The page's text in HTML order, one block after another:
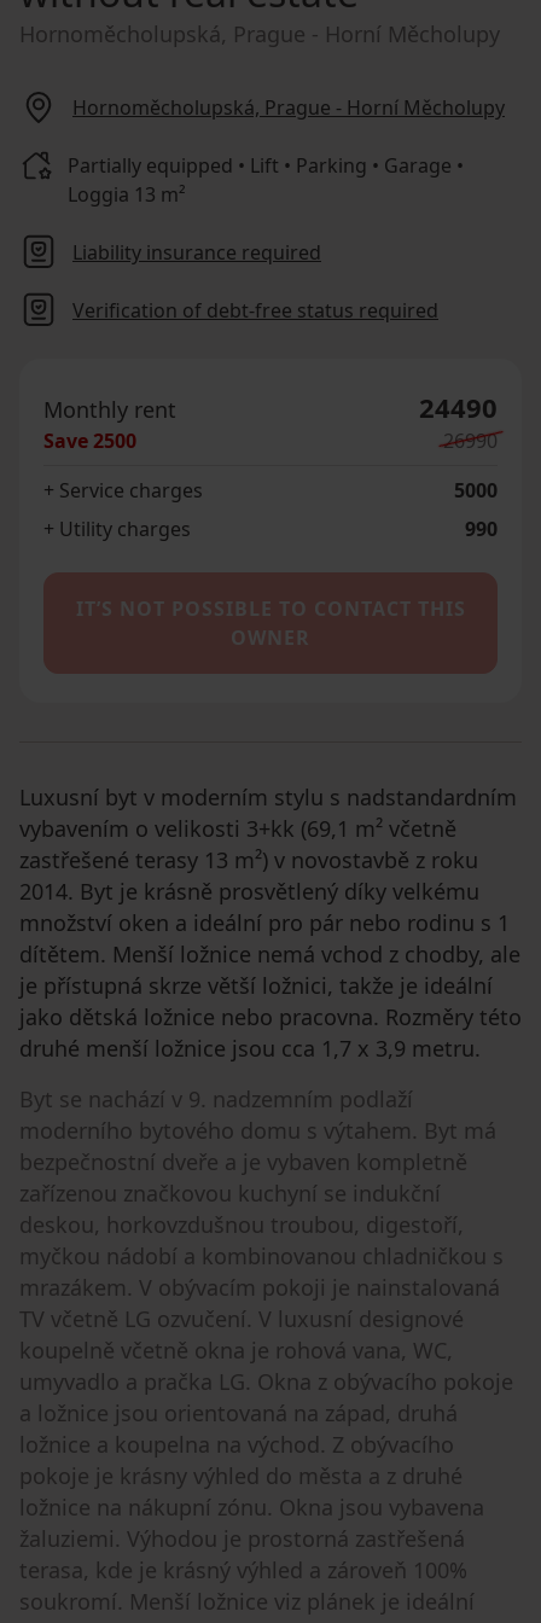
Hornoměcholupská, Prague - Horní Měcholupy
Hornoměcholupská, Prague - Horní Měcholupy
Partially equipped • Lift • Parking • Garage •
Loggia 13 m²
Liability insurance required
Verification of debt-free status required
Monthly rent 24490
Save 2500
26990
+ Service charges
5000
+ Utility charges
990
IT’S NOT POSSIBLE TO CONTACT THIS
OWNER
Luxusní byt v moderním stylu s nadstandardním
vybavením o velikosti 3+kk (69,1 m² včetně
zastřešené terasy 13 m²) v novostavbě z roku
2014. Byt je krásně prosvětlený díky velkému
množství oken a ideální pro pár nebo rodinu s 1
dítětem. Menší ložnice nemá vchod z chodby, ale
je přístupná skrze větší ložnici, takže je ideální
jako dětská ložnice nebo pracovna. Rozměry této
druhé menší ložnice jsou cca 1,7 x 3,9 metru.
Byt se nachází v 9. nadzemním podlaží
moderního bytového domu s výtahem. Byt má
bezpečnostní dveře a je vybaven kompletně
zařízenou značkovou kuchyní se indukční
deskou, horkovzdušnou troubou, digestoří,
myčkou nádobí a kombinovanou chladničkou s
mrazákem. V obývacím pokoji je nainstalovaná
TV včetně LG ozvučení. V luxusní designové
koupelně včetně okna je rohová vana, WC,
umyvadlo a pračka LG. Okna z obývacího pokoje
a ložnice jsou orientovaná na západ, druhá
ložnice a koupelna na východ. Z obývacího
pokoje je krásny výhled do města a z druhé
ložnice na nákupní zónu. Okna jsou vybavena
žaluziemi. Výhodou je prostorná zastřešená
terasa, kde je krásný výhled a zároveň 100%
soukromí. Menší ložnice viz plánek je ideální